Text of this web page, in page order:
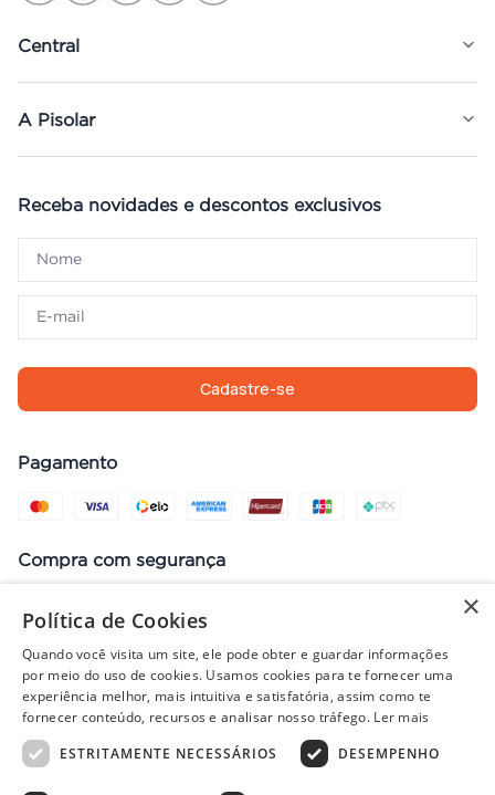
Central
A Pisolar
Receba novidades e descontos exclusivos
Cadastre-se
Pagamento
Compra com segurança
Preços, promoções, condições de pagamento e frete válidos apenas
para compras no site. Em caso de divergência, prevalece o valor do
carrinho no fechamento do pedido. Vendas sujeitas à análise e
×
Política de Cookies
Quando você visita um site, ele pode obter e guardar informações
por meio do uso de cookies. Usamos cookies para te fornecer uma
experiência melhor, mais intuitiva e satisfatória, assim como te
fornecer conteúdo, recursos e analisar nosso tráfego. Ler mais
ESTRITAMENTE NECESSÁRIOS
DESEMPENHO